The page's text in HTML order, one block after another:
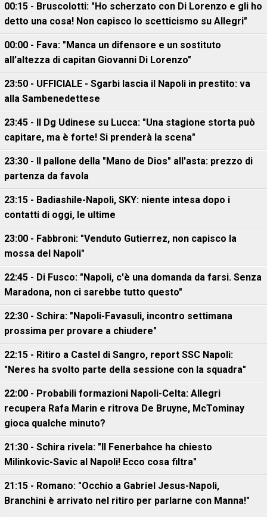
00:15 - Bruscolotti: "Ho scherzato con Di Lorenzo e gli ho
detto una cosa! Non capisco lo scetticismo su Allegri"
00:00 - Fava: "Manca un difensore e un sostituto
all’altezza di capitan Giovanni Di Lorenzo"
23:50 - UFFICIALE - Sgarbi lascia il Napoli in prestito: va
alla Sambenedettese
23:45 - Il Dg Udinese su Lucca: "Una stagione storta può
capitare, ma è forte! Si prenderà la scena"
23:30 - Il pallone della "Mano de Dios" all'asta: prezzo di
partenza da favola
23:15 - Badiashile-Napoli, SKY: niente intesa dopo i
contatti di oggi, le ultime
23:00 - Fabbroni: "Venduto Gutierrez, non capisco la
mossa del Napoli"
22:45 - Di Fusco: "Napoli, c'è una domanda da farsi. Senza
Maradona, non ci sarebbe tutto questo"
22:30 - Schira: "Napoli-Favasuli, incontro settimana
prossima per provare a chiudere"
22:15 - Ritiro a Castel di Sangro, report SSC Napoli:
"Neres ha svolto parte della sessione con la squadra"
22:00 - Probabili formazioni Napoli-Celta: Allegri
recupera Rafa Marin e ritrova De Bruyne, McTominay
gioca qualche minuto?
21:30 - Schira rivela: "Il Fenerbahce ha chiesto
Milinkovic-Savic al Napoli! Ecco cosa filtra"
21:15 - Romano: "Occhio a Gabriel Jesus-Napoli,
Branchini è arrivato nel ritiro per parlarne con Manna!"